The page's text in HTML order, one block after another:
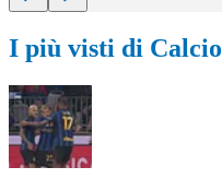
I più visti di Calcio